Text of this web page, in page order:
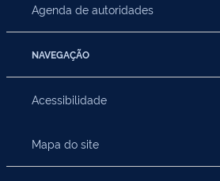
Agenda de autoridades
NAVEGAÇÃO
Acessibilidade
Mapa do site